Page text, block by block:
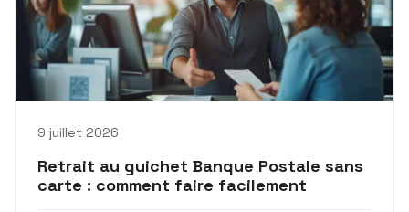
9 juillet 2026
Retrait au guichet Banque Postale sans
carte : comment faire facilement